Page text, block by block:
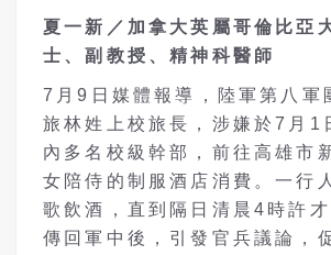
夏一新／加拿大英屬哥倫比亞
士、副教授、精神科醫師
7月9日媒體報導，陸軍第八軍
旅林姓上校旅長，涉嫌於7月1
內多名校級幹部，前往高雄市
女陪侍的制服酒店消費。一行
歌飲酒，直到隔日清晨4時許
傳回軍中後，引發官兵議論，